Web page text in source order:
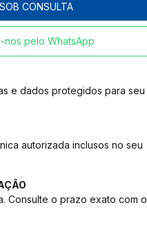
nos pelo WhatsApp
e dados protegidos para seu
autorizada inclusos no seu
Consulte o prazo exato com o